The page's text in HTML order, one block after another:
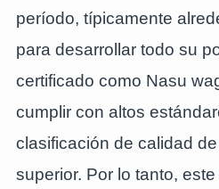
período, típicamente
para desarrollar todo su
certificado como Nasu
cumplir con altos
clasificación de calidad
superior. Por lo tanto,